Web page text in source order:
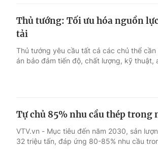
Thủ tướng: Tối ưu hóa nguồn
tải
Thủ tướng yêu cầu tất cả các chủ thể
án bảo đảm tiến độ, chất lượng, kỹ thuật,
Tự chủ 85% nhu cầu thép trong
VTV.vn - Mục tiêu đến năm 2030, sản
32 triệu tấn, đáp ứng 80-85% nhu cầu